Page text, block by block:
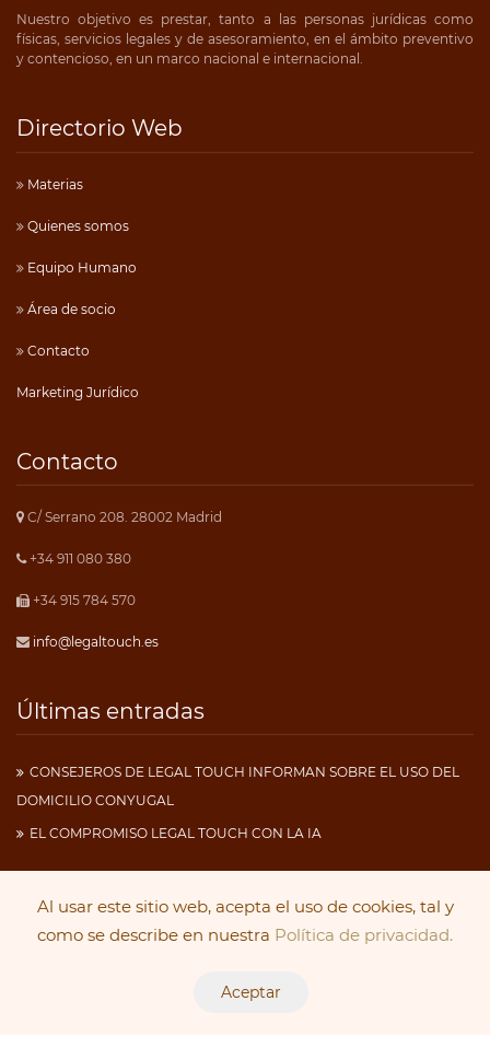
Al usar este sitio web, acepta el uso de cookies, tal y
como se describe en nuestra Política de privacidad.
Aceptar
Nuestro objetivo es prestar, tanto a las personas jurídicas como
físicas, servicios legales y de asesoramiento, en el ámbito preventivo
y contencioso, en un marco nacional e internacional.
Directorio Web
Materias
Quienes somos
Equipo Humano
Área de socio
Contacto
Marketing Jurídico
Contacto
C/ Serrano 208. 28002 Madrid
+34 911 080 380
+34 915 784 570
info@legaltouch.es
Últimas entradas
CONSEJEROS DE LEGAL TOUCH INFORMAN SOBRE EL USO DEL
DOMICILIO CONYUGAL
EL COMPROMISO LEGAL TOUCH CON LA IA
Copyright 2019 Legal Touch. Todos los derechos
Aviso Legal